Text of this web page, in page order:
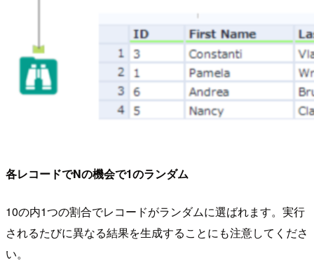
各レコードでNの機会で1のランダム
10の内1つの割合でレコードがランダムに選ばれます。実行
されるたびに異なる結果を生成することにも注意してくださ
い。